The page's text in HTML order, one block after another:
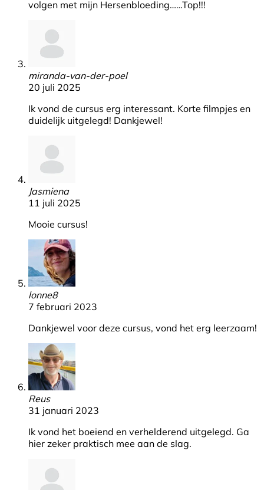
volgen met mijn Hersenbloeding……Top!!!
miranda-van-der-poel
20 juli 2025
Ik vond de cursus erg interessant. Korte filmpjes en
duidelijk uitgelegd! Dankjewel!
Jasmiena
11 juli 2025
Mooie cursus!
lonne8
7 februari 2023
Dankjewel voor deze cursus, vond het erg leerzaam!
Reus
31 januari 2023
Ik vond het boeiend en verhelderend uitgelegd. Ga
hier zeker praktisch mee aan de slag.